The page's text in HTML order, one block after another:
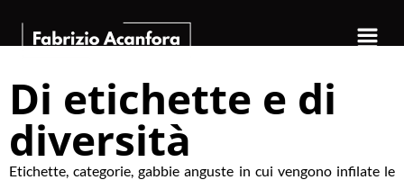
Di etichette e di
diversità
Etichette, categorie, gabbie anguste in cui vengono infilate le